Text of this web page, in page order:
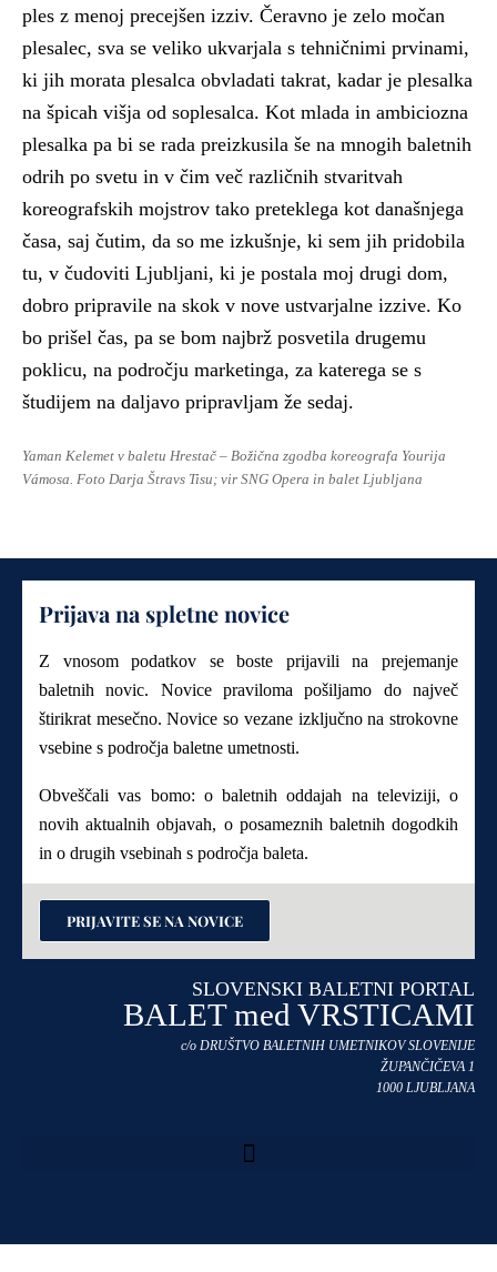
ples z menoj precejšen izziv. Čeravno je zelo močan
plesalec, sva se veliko ukvarjala s tehničnimi prvinami,
ki jih morata plesalca obvladati takrat, kadar je plesalka
na špicah višja od soplesalca. Kot mlada in ambiciozna
plesalka pa bi se rada preizkusila še na mnogih baletnih
odrih po svetu in v čim več različnih stvaritvah
koreografskih mojstrov tako preteklega kot današnjega
časa, saj čutim, da so me izkušnje, ki sem jih pridobila
tu, v čudoviti Ljubljani, ki je postala moj drugi dom,
dobro pripravile na skok v nove ustvarjalne izzive. Ko
bo prišel čas, pa se bom najbrž posvetila drugemu
poklicu, na področju marketinga, za katerega se s
študijem na daljavo pripravljam že sedaj.
Yaman Kelemet v baletu Hrestač – Božična zgodba koreografa Yourija
Vámosa. Foto Darja Štravs Tisu; vir SNG Opera in balet Ljubljana
Prijava na spletne novice
Z vnosom podatkov se boste prijavili na prejemanje
baletnih novic. Novice praviloma pošiljamo do največ
štirikrat mesečno. Novice so vezane izključno na strokovne
vsebine s področja baletne umetnosti.
Obveščali vas bomo: o baletnih oddajah na televiziji, o
novih aktualnih objavah, o posameznih baletnih dogodkih
in o drugih vsebinah s področja baleta.
PRIJAVITE SE NA NOVICE
SLOVENSKI BALETNI PORTAL
BALET med VRSTICAMI
c/o DRUŠTVO BALETNIH UMETNIKOV SLOVENIJE
ŽUPANČIČEVA 1
1000 LJUBLJANA